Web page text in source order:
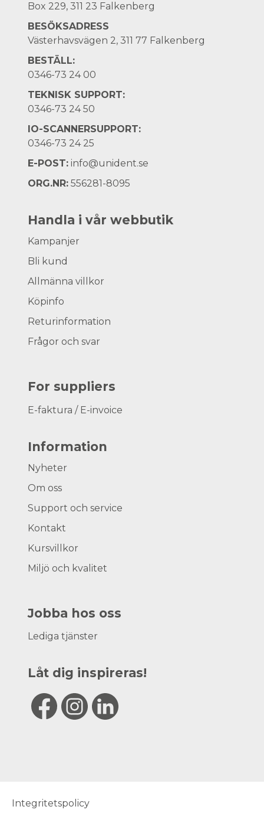
Box 229, 311 23 Falkenberg
BESÖKSADRESS
Västerhavsvägen 2, 311 77 Falkenberg
BESTÄLL:
0346-73 24 00
TEKNISK SUPPORT:
0346-73 24 50
IO-SCANNERSUPPORT:
0346-73 24 25
E-POST: info@unident.se
ORG.NR: 556281-8095
Handla i vår webbutik
Kampanjer
Bli kund
Allmänna villkor
Köpinfo
Returinformation
Frågor och svar
For suppliers
E-faktura / E-invoice
Information
Nyheter
Om oss
Support och service
Kontakt
Kursvillkor
Miljö och kvalitet
Jobba hos oss
Lediga tjänster
Låt dig inspireras!
Integritetspolicy